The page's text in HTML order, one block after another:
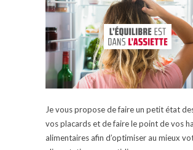
Je vous propose de faire un petit état
vos placards et de faire le point de vos
alimentaires afin d’optimiser au mieux